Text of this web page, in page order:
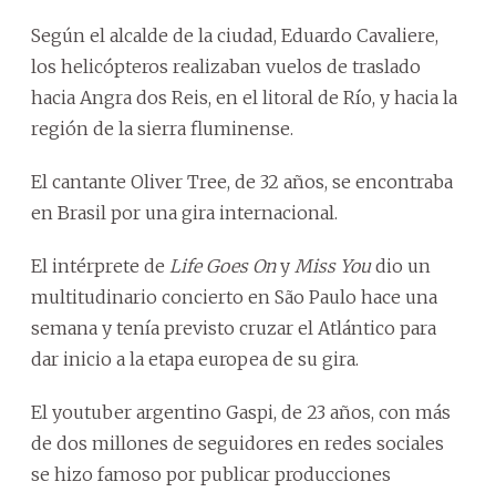
Según el alcalde de la ciudad, Eduardo Cavaliere,
los helicópteros realizaban vuelos de traslado
hacia Angra dos Reis, en el litoral de Río, y hacia la
región de la sierra fluminense.
El cantante Oliver Tree, de 32 años, se encontraba
en Brasil por una gira internacional.
El intérprete de Life Goes Ony Miss Youdio un
multitudinario concierto en São Paulo hace una
semana y tenía previsto cruzar el Atlántico para
dar inicio a la etapa europea de su gira.
El youtuber argentino Gaspi, de 23 años, con más
de dos millones de seguidores en redes sociales
se hizo famoso por publicar producciones